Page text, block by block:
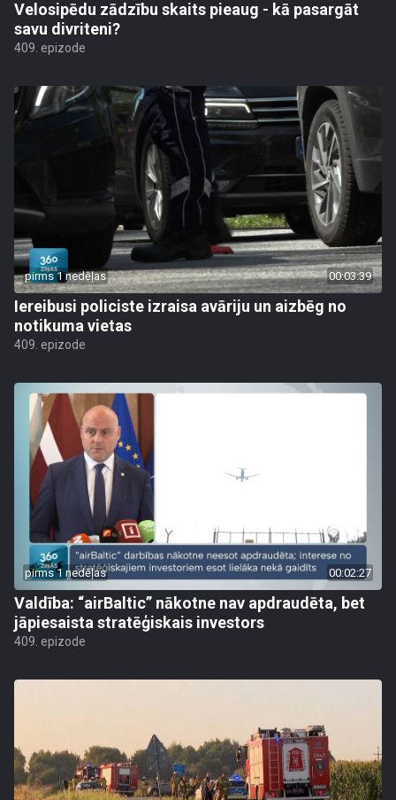
Velosipēdu zādzību skaits pieaug - kā pasargāt
savu divriteni?
409. epizode
pirms 1 nedēļas 00:03:39
Iereibusi policiste izraisa avāriju un aizbēg no
notikuma vietas
409. epizode
pirms 1 nedēļas 00:02:27
Valdība: “airBaltic” nākotne nav apdraudēta, bet
jāpiesaista stratēģiskais investors
409. epizode